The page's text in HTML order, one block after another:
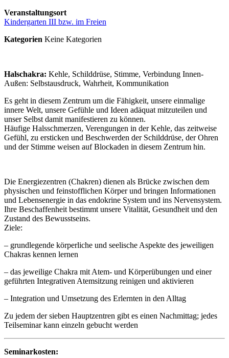
Veranstaltungsort
Kindergarten III bzw. im Freien
Kategorien Keine Kategorien
Halschakra: Kehle, Schilddrüse, Stimme, Verbindung Innen-
Außen: Selbstausdruck, Wahrheit, Kommunikation
Es geht in diesem Zentrum um die Fähigkeit, unsere einmalige
innere Welt, unsere Gefühle und Ideen adäquat mitzuteilen und
unser Selbst damit manifestieren zu können.
Häufige Halsschmerzen, Verengungen in der Kehle, das zeitweise
Gefühl, zu ersticken und Beschwerden der Schilddrüse, der Ohren
und der Stimme weisen auf Blockaden in diesem Zentrum hin.
Die Energiezentren (Chakren) dienen als Brücke zwischen dem
physischen und feinstofflichen Körper und bringen Informationen
und Lebensenergie in das endokrine System und ins Nervensystem.
Ihre Beschaffenheit bestimmt unsere Vitalität, Gesundheit und den
Zustand des Bewusstseins.
Ziele:
– grundlegende körperliche und seelische Aspekte des jeweiligen
Chakras kennen lernen
– das jeweilige Chakra mit Atem- und Körperübungen und einer
geführten Integrativen Atemsitzung reinigen und aktivieren
– Integration und Umsetzung des Erlernten in den Alltag
Zu jedem der sieben Hauptzentren gibt es einen Nachmittag; jedes
Teilseminar kann einzeln gebucht werden
Seminarkosten: